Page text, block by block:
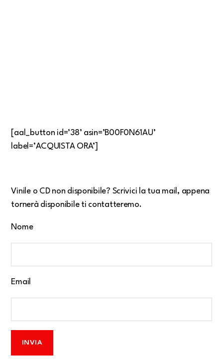
[aal_button id=’38’ asin=’B00F0N61AU’
label=’ACQUISTA ORA’]
Vinile o CD non disponibile? Scrivici la tua mail, appena
tornerà disponibile ti contatteremo.
Nome
Email